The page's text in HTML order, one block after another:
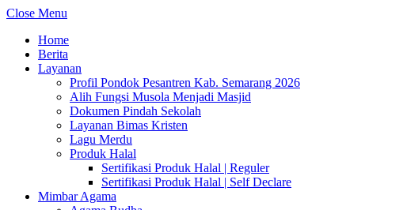
Close Menu
Home
Berita
Layanan
Profil Pondok Pesantren Kab. Semarang 2026
Alih Fungsi Musola Menjadi Masjid
Dokumen Pindah Sekolah
Layanan Bimas Kristen
Lagu Merdu
Produk Halal
Sertifikasi Produk Halal | Reguler
Sertifikasi Produk Halal | Self Declare
Mimbar Agama